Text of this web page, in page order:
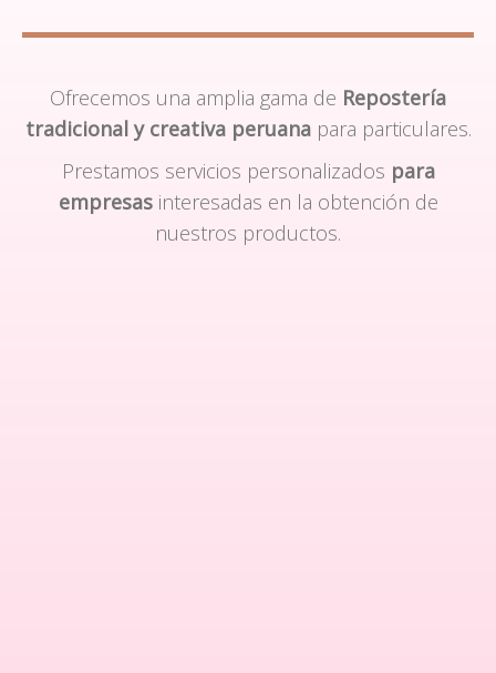
Ofrecemos una amplia gama de Repostería
tradicional y creativa peruanapara particulares.
Prestamos servicios personalizados para
empresasinteresadas en la obtención de
nuestros productos.